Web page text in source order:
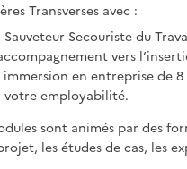
Transverses avec :
Sauveteur Secouriste du
vers
immersion en entreprise de
votre employabilité.
sont animés par des
les études de cas, les